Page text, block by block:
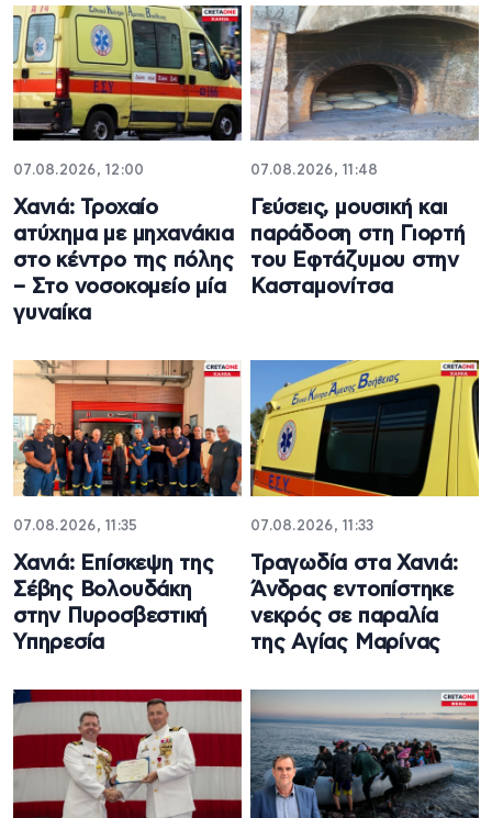
07.08.2026, 12:00
Χανιά: Τροχαίο
ατύχημα με μηχανάκια
στο κέντρο της πόλης
– Στο νοσοκομείο μία
γυναίκα
07.08.2026, 11:48
Γεύσεις, μουσική και
παράδοση στη Γιορτή
του Εφτάζυμου στην
Κασταμονίτσα
07.08.2026, 11:35
Χανιά: Επίσκεψη της
Σέβης Βολουδάκη
στην Πυροσβεστική
Υπηρεσία
07.08.2026, 11:33
Τραγωδία στα Χανιά:
Άνδρας εντοπίστηκε
νεκρός σε παραλία
της Αγίας Μαρίνας